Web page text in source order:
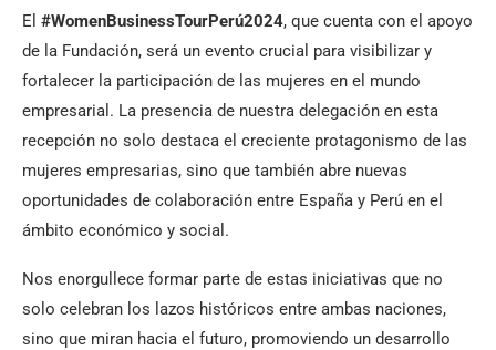
El #WomenBusinessTourPerú2024, que cuenta con el apoyo
de la Fundación, será un evento crucial para visibilizar y
fortalecer la participación de las mujeres en el mundo
empresarial. La presencia de nuestra delegación en esta
recepción no solo destaca el creciente protagonismo de las
mujeres empresarias, sino que también abre nuevas
oportunidades de colaboración entre España y Perú en el
ámbito económico y social.
Nos enorgullece formar parte de estas iniciativas que no
solo celebran los lazos históricos entre ambas naciones,
sino que miran hacia el futuro, promoviendo un desarrollo